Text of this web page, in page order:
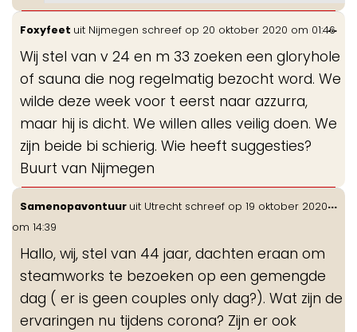
Foxyfeet uit Nijmegen schreef op 20 oktober 2020 om 01:46
Wij stel van v 24 en m 33 zoeken een gloryhole
of sauna die nog regelmatig bezocht word. We
wilde deze week voor t eerst naar azzurra,
maar hij is dicht. We willen alles veilig doen. We
zijn beide bi schierig. Wie heeft suggesties?
Buurt van Nijmegen
...
Samenopavontuur uit Utrecht schreef op 19 oktober 2020
om 14:39
Hallo, wij, stel van 44 jaar, dachten eraan om
steamworks te bezoeken op een gemengde
dag ( er is geen couples only dag?). Wat zijn de
ervaringen nu tijdens corona? Zijn er ook
...